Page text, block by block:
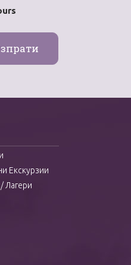
Екскурзии
Лагери